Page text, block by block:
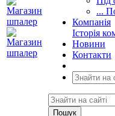
...
Компанія
Історія
Новини
Контакти